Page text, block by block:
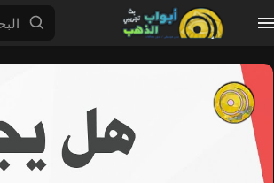
Video
Player